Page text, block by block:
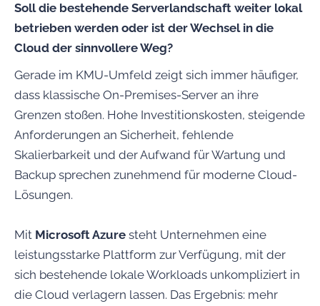
Soll die bestehende Serverlandschaft weiter lokal
betrieben werden oder ist der Wechsel in die
Cloud der sinnvollere Weg?
Gerade im KMU-Umfeld zeigt sich immer häufiger,
dass klassische On-Premises-Server an ihre
Grenzen stoßen. Hohe Investitionskosten, steigende
Anforderungen an Sicherheit, fehlende
Skalierbarkeit und der Aufwand für Wartung und
Backup sprechen zunehmend für moderne Cloud-
Lösungen.
Mit Microsoft Azure steht Unternehmen eine
leistungsstarke Plattform zur Verfügung, mit der
sich bestehende lokale Workloads unkompliziert in
die Cloud verlagern lassen. Das Ergebnis: mehr